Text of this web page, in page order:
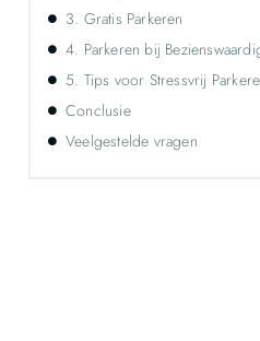
3. Gratis Parkeren
4. Parkeren bij
5. Tips voor Stressvrij
Conclusie
Veelgestelde vragen